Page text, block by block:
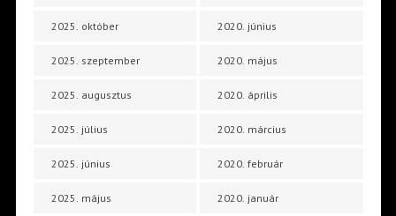
2025. október
2025. szeptember
2025. augusztus
2025. július
2025. június
2025. május
2020. június
2020. május
2020. április
2020. március
2020. február
2020. január